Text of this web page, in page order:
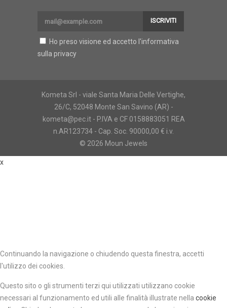
ISCRIVITI
Ho preso visione ed accetto l'informativa
sulla privacy
Kometa Srl - viale Santa Maria Delle Vertighe,
26/C, 52048 Monte San Savino (AR) -
kometa@pec.it - P.IVA e CF 0158883051 REA
n.AR123734 - Cap. Soc. 90000,00 € i.v.
© 2026 Moun Jewels
x
Continuando la navigazione o chiudendo questa finestra, accetti
l'utilizzo dei cookies.
Questo sito o gli strumenti terzi qui utilizzati utilizzano cookie
necessari al funzionamento ed utili alle finalità illustrate nella cookie